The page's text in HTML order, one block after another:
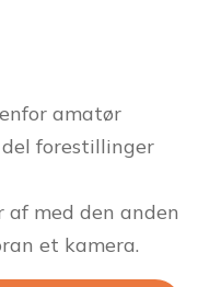
amatør
forestillinger
med den anden
et kamera.